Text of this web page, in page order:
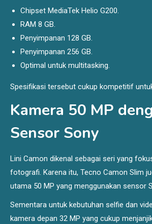
Chipset MediaTek Helio G200.
RAM 8 GB.
Penyimpanan 128 GB.
Penyimpanan 256 GB.
Optimal untuk multitasking.
Spesifikasi tersebut cukup kompetitif
Kamera 50 MP
Sensor Sony
Lini Camon dikenal sebagai seri yang
fotografi. Karena itu, Tecno Camon Slim
utama 50 MP yang menggunakan sensor
Sementara untuk kebutuhan selfie dan
kamera depan 32 MP yang cukup